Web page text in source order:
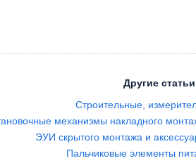
Другие
Строительные,
механизмы накладного
ЭУИ скрытого монтажа и
Пальчиковые элементы